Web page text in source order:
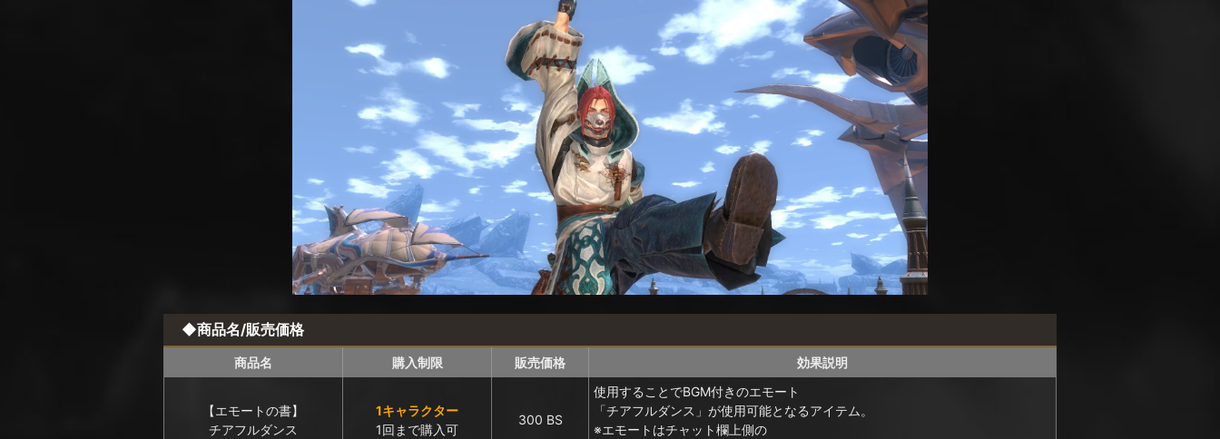
◆商品名/販売価格
商品名 購入制限 販売価格 効果説明
【エモートの書】
チアフルダンス
1キャラクター
1回まで購入可
300 BS
使用することでBGM付きのエモート
「チアフルダンス」が使用可能となるアイテム。
※エモートはチャット欄上側の